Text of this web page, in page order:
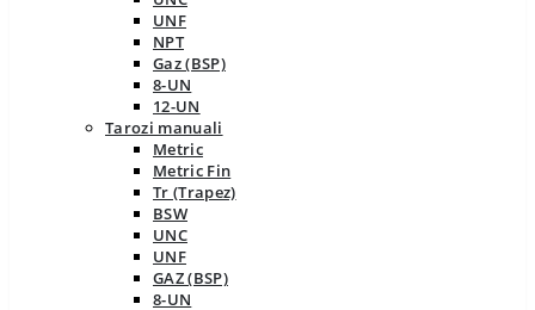
UNF
NPT
Gaz (BSP)
8-UN
12-UN
Tarozi manuali
Metric
Metric Fin
Tr (Trapez)
BSW
UNC
UNF
GAZ (BSP)
8-UN